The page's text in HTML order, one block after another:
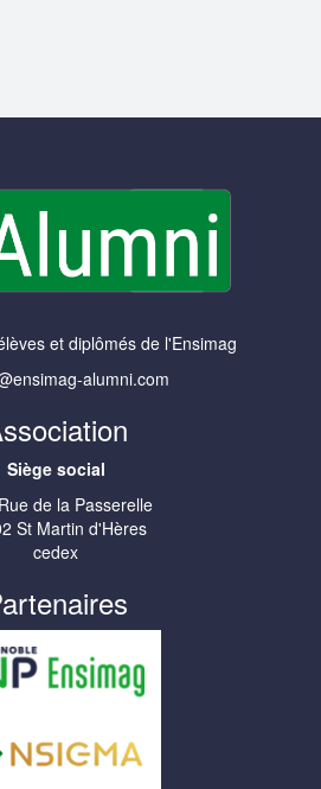
et diplômés de l'Ensimag
alumni.com
Siège social
de la Passerelle
St Martin d'Hères
cedex